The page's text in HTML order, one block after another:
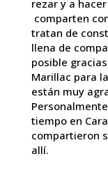
rezar y a
comparten
tratan de
llena de
posible
Marillac para
están muy
tiempo en
compartieron
allí.